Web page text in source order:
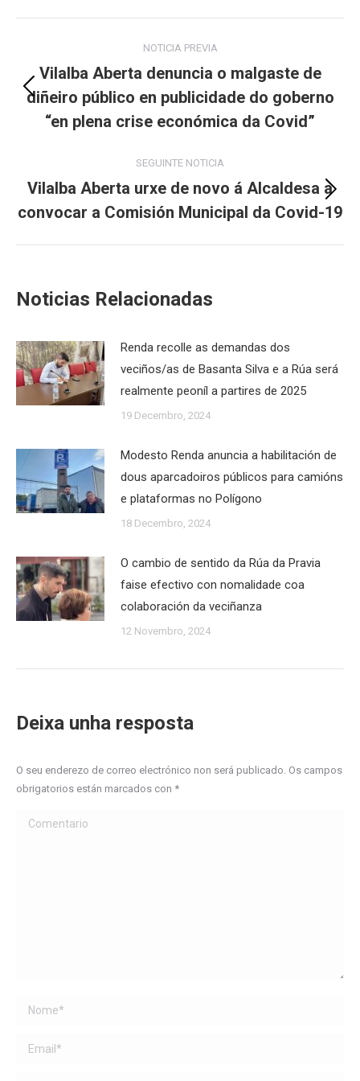
navigation
NOTICIA PREVIA
Previous
post:
Vilalba Aberta denuncia o malgaste de
diñeiro público en publicidade do goberno
“en plena crise económica da Covid”
SEGUINTE NOTICIA
Next
post:
Vilalba Aberta urxe de novo á Alcaldesa a
convocar a Comisión Municipal da Covid-19
Noticias Relacionadas
Renda recolle as demandas dos
veciños/as de Basanta Silva e a Rúa será
realmente peoníl a partires de 2025
19 Decembro, 2024
Modesto Renda anuncia a habilitación de
dous aparcadoiros públicos para camións
e plataformas no Polígono
18 Decembro, 2024
O cambio de sentido da Rúa da Pravia
faise efectivo con nomalidade coa
colaboración da veciñanza
12 Novembro, 2024
Deixa unha resposta
O seu enderezo de correo electrónico non será publicado. Os campos
obrigatorios están marcados con *
Comentario
Name *
Email *